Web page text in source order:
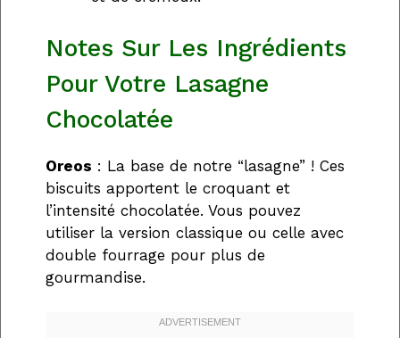
Notes Sur Les Ingrédients
Pour Votre Lasagne
Chocolatée
Oreos : La base de notre “lasagne” ! Ces
biscuits apportent le croquant et
l’intensité chocolatée. Vous pouvez
utiliser la version classique ou celle avec
double fourrage pour plus de
gourmandise.